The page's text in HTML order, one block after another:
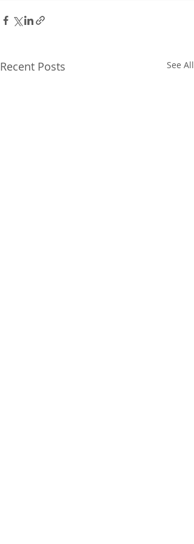
Recent Posts See All